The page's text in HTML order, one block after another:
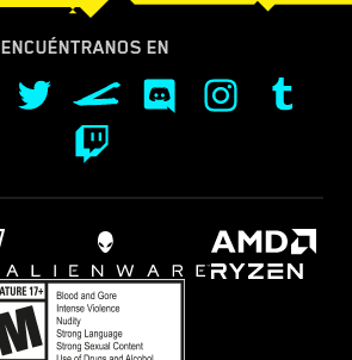
ENCUÉNTRANOS EN